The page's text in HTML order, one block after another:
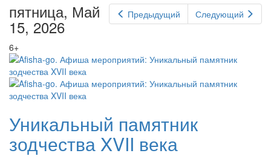
Предыдущий Следующий
пятница, Май
15, 2026
6+
Уникальный памятник
зодчества XVII века